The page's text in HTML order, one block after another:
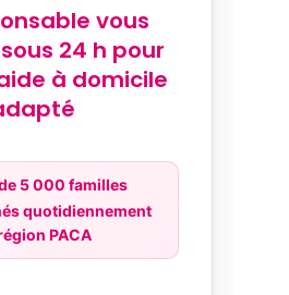
vous
24 h pour
à domicile
5 000 familles
quotidiennement
PACA